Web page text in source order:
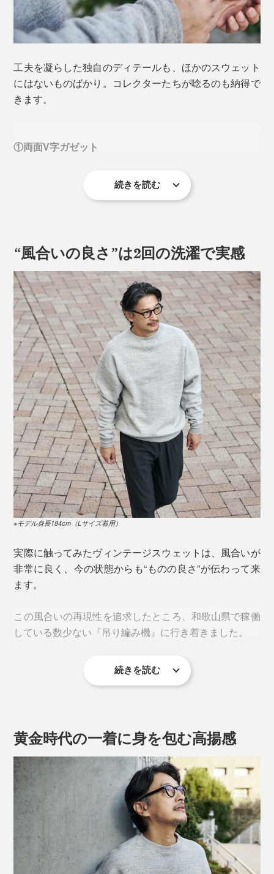
ヴィンテージ・トレーニングシャツ（1930年製）
の「吊り編み機」で編む必要があり、スポルディング社
ヴィンテージ・トレーニングシャツ（1930年製）
経年変化したヴィンテージアーカイブから読み解くスウ
ェットの名作。もちろん、その100年前の姿なんて誰も
見ることができないのだから、幾度もの試行錯誤と考察
を重ねて、“いま”の一着へと辿り着きました。
工夫を凝らした独自のディテールも、ほかのスウェット
にはないものばかり。コレクターたちが唸るのも納得で
きます。
①両面V字ガゼット
前襟にあるのが一般的なV字ガゼットですが、なんと後
ろ襟にも付いている両V仕様。汗止めと伸縮補強のため
に付けられるパーツですが、当時は首の後ろにもあった
なんて驚きです。1930年代まで見かけられた、ヴィン
テージスウェットお馴染みのディテール。
② V字長リブ
内側がV字にカッティングされた袖元の長リブ。一説に
よると、これも汗止めのようなのですが、フィティング
を向上させ、中の熱を逃がさないので保温性を高めたデ
ィテールのようです。
個人的には、腕をまくる際に落ちてこない点が好きで、
ゆったりとしたシルエットなのにだらしなく見えないの
は、このスッキリとしたリブのおかげだなと感じまし
た。
続きを読む
“風合いの良さ”は2回の洗濯で実感
※モデル身長184cm（Lサイズ着用）
実際に触ってみたヴィンテージスウェットは、風合いが
非常に良く、今の状態からも“ものの良さ”が伝わって来
ます。
この風合いの再現性を追求したところ、和歌山県で稼働
している数少ない『吊り編み機』に行き着きました。
続きを読む
黄金時代の一着に身を包む高揚感